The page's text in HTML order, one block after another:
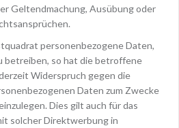
Geltendmachung, Ausübung oder
personenbezogene Daten,
betreiben, so hat die betroffene
Widerspruch gegen die
Daten zum Zwecke
Dies gilt auch für das
solcher Direktwerbung in